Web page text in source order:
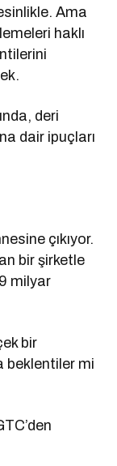
Ama
haklı
deri
dair ipuçları
çıkıyor.
bir şirketle
milyar
bir
beklentiler mi